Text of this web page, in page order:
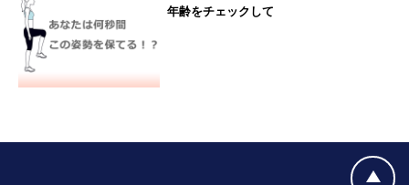
年齢をチェックして